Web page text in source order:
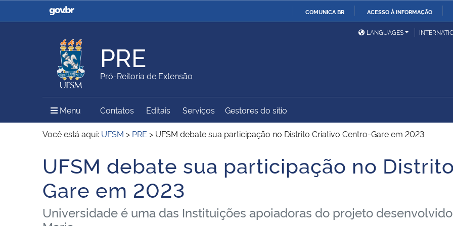
COMUNICA BR ACESSO À INFORMAÇÃO
Casa Civil
Ministério da Justiça e
Ministério da Defesa
Ministério das Relações
Exteriores
Ministério da Agricultura,
Pecuária e Abastecimento
Ministério do Meio Ambiente Ministério do Turismo
Ministério do
Desenvolvimento Regional
União
Secretaria de Governo
Gabinete de Segurança
Institucional
Advocacia-Geral da União Banco Central do Brasil
LANGUAGES
PRE
Pró-Reitoria de Extensão
Menu Menu Principal do Sítio
Contatos Editais Serviços Gestores do sítio
Você está aqui: UFSM > PRE > UFSM debate sua participação no Distrito Criativo Centro-Gare em 2023
Início do conteúdo
UFSM debate sua participação no
Gare em 2023
Universidade é uma das Instituições apoiadoras do projeto